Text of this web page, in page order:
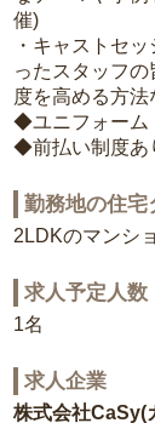
催)
・キャストセ
ったスタッフ
度を高める方
◆ユニフォーム
◆前払い制度あ
勤務地の住宅
2LDKのマンシ
求人予定人数
1名
求人企業
株式会社CaSy(